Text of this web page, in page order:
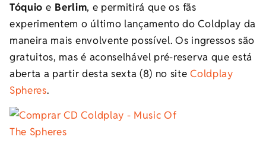
Tóquio e Berlim, e permitirá que os fãs
experimentem o último lançamento do Coldplay da
maneira mais envolvente possível. Os ingressos são
gratuitos, mas é aconselhável pré-reserva que está
aberta a partir desta sexta (8) no siteColdplay
Spheres.